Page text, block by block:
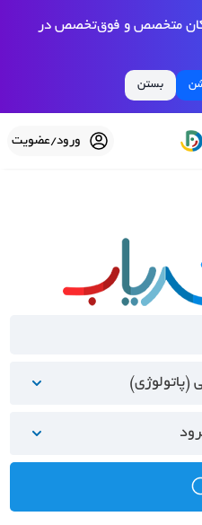
متخصص و فوق‌تخصص در
بستن
ورود/عضویت